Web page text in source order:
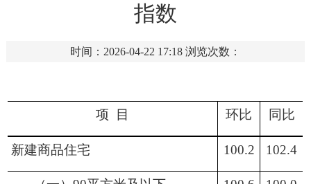
指数
时间：2026-04-22 17:18 浏览次数：
项 目 环比 同比
新建商品住宅 100.2 102.4